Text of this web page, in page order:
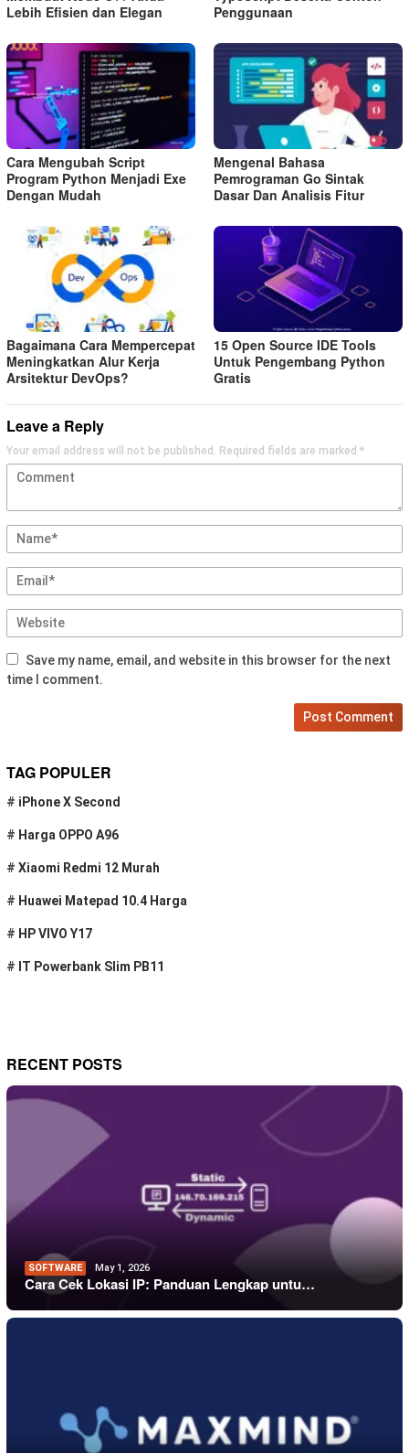
Lebih Efisien dan Elegan
Penggunaan
Cara Mengubah Script
Program Python Menjadi Exe
Dengan Mudah
Mengenal Bahasa
Pemrograman Go Sintak
Dasar Dan Analisis Fitur
Bagaimana Cara Mempercepat
Meningkatkan Alur Kerja
Arsitektur DevOps?
15 Open Source IDE Tools
Untuk Pengembang Python
Gratis
Leave a Reply
Your email address will not be published. Required fields are marked *
Save my name, email, and website in this browser for the next
time I comment.
TAG POPULER
# iPhone X Second
# Harga OPPO A96
# Xiaomi Redmi 12 Murah
# Huawei Matepad 10.4 Harga
# HP VIVO Y17
# IT Powerbank Slim PB11
RECENT POSTS
SOFTWARE May 1, 2026
Cara Cek Lokasi IP: Panduan Lengkap untu…